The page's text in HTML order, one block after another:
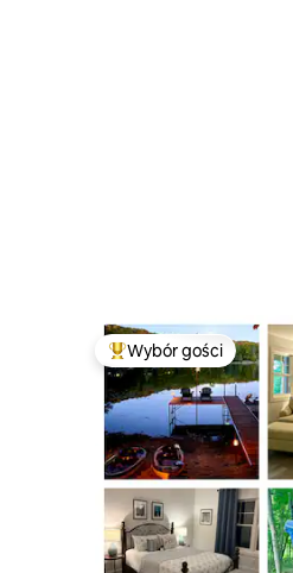
Najpopularniejsze z
Wybór gości